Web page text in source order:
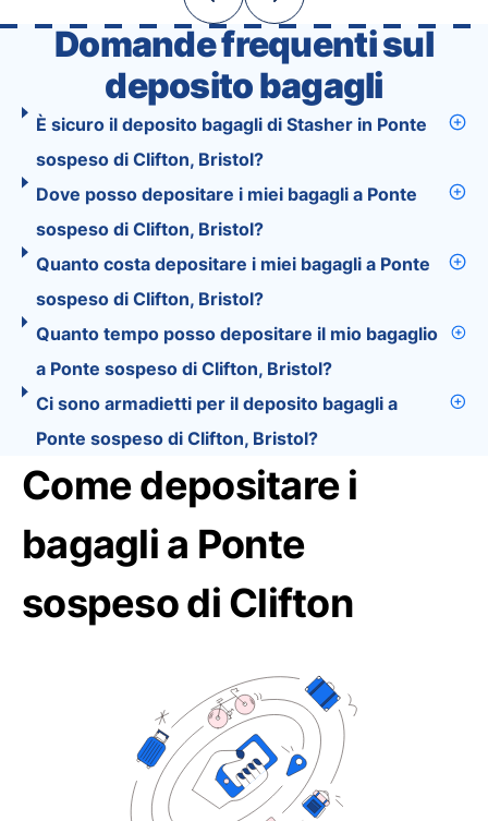
Domande frequenti sul
deposito bagagli
È sicuro il deposito bagagli di Stasher in Ponte
sospeso di Clifton, Bristol?
Dove posso depositare i miei bagagli a Ponte
sospeso di Clifton, Bristol?
Quanto costa depositare i miei bagagli a Ponte
sospeso di Clifton, Bristol?
Quanto tempo posso depositare il mio bagaglio
a Ponte sospeso di Clifton, Bristol?
Ci sono armadietti per il deposito bagagli a
Ponte sospeso di Clifton, Bristol?
Come depositare i
bagagli a Ponte
sospeso di Clifton